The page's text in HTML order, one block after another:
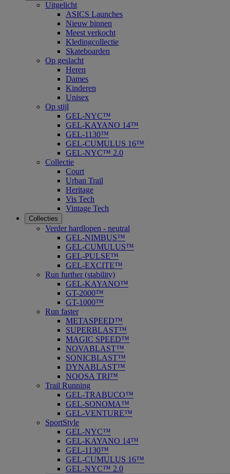
Uitgelicht
ASICS Launches
Nieuw binnen
Meest verkocht
Kledingcollectie
Skateboarden
Op geslacht
Heren
Dames
Kinderen
Unisex
Op stijl
GEL-NYC™
GEL-KAYANO 14™
GEL-1130™
GEL-CUMULUS 16™
GEL-NYC™ 2.0
Collectie
Court
Urban Trail
Heritage
Vis Tech
Vintage Tech
Collecties
Verder hardlopen - neutral
GEL-NIMBUS™
GEL-CUMULUS™
GEL-PULSE™
GEL-EXCITE™
Run further (stability)
GEL-KAYANO™
GT-2000™
GT-1000™
Run faster
METASPEED™
SUPERBLAST™
MAGIC SPEED™
NOVABLAST™
SONICBLAST™
DYNABLAST™
NOOSA TRI™
Trail Running
GEL-TRABUCO™
GEL-SONOMA™
GEL-VENTURE™
SportStyle
GEL-NYC™
GEL-KAYANO 14™
GEL-1130™
GEL-CUMULUS 16™
GEL-NYC™ 2.0